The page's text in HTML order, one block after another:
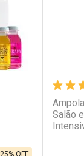
25% OFF
Salão